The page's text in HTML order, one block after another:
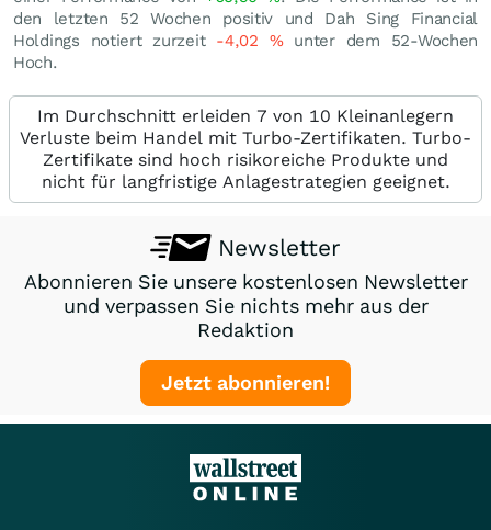
den letzten 52 Wochen positiv und Dah Sing Financial
Holdings notiert zurzeit -4,02 %unter dem 52-Wochen
Hoch.
Im Durchschnitt erleiden 7 von 10 Kleinanlegern
Verluste beim Handel mit Turbo-Zertifikaten. Turbo-
Zertifikate sind hoch risikoreiche Produkte und
nicht für langfristige Anlagestrategien geeignet.
Newsletter
Abonnieren Sie unsere kostenlosen Newsletter
und verpassen Sie nichts mehr aus der
Redaktion
Jetzt abonnieren!